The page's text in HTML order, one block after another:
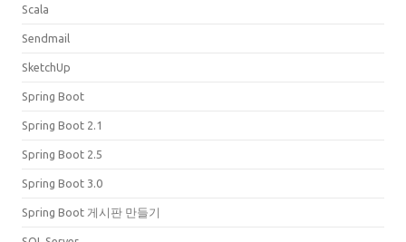
Scala
Sendmail
SketchUp
Spring Boot
Spring Boot 2.1
Spring Boot 2.5
Spring Boot 3.0
Spring Boot 게시판 만들기